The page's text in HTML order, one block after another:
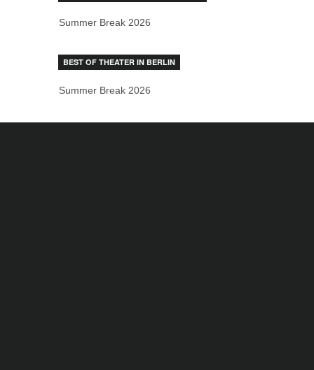
Summer Break 2026
BEST OF THEATER IN BERLIN
Summer Break 2026